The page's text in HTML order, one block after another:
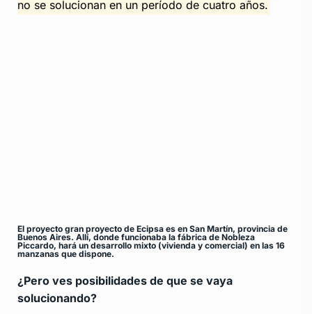
no se solucionan en un período de cuatro años.
El proyecto gran proyecto de Ecipsa es en San Martín, provincia de
Buenos Aires. Allí, donde funcionaba la fábrica de Nobleza
Piccardo, hará un desarrollo mixto (vivienda y comercial) en las 16
manzanas que dispone.
¿Pero ves posibilidades de que se vaya
solucionando?